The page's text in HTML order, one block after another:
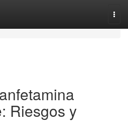
Riesgos y